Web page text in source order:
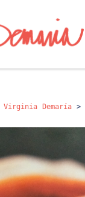
Virginia Demaría >